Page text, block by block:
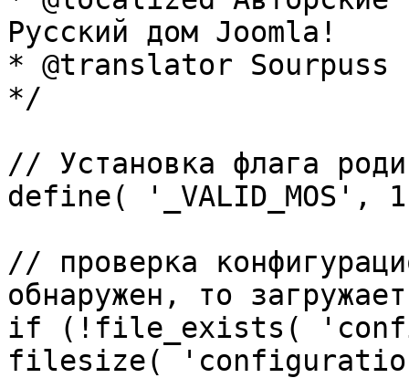
Русский дом Joomla!
* @translator Sourpuss
*/
// Установка флага
define( '_VALID_MOS',
// проверка
обнаружен, то
if (!file_exists(
filesize(